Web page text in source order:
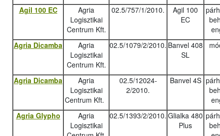
Agil 100 EC
Agria
Logisztikai
Centrum Kft.
02.5/757/1/2010.
Agil 100
EC
Agria Dicamba
Agria
Logisztikai
Centrum Kft.
02.5/1079/2/2010. Banvel 408
SL
Agria Dicamba
Agria
Logisztikai
Centrum Kft.
02.5/12024-
2/2010.
Banvel 4S
Agria Glypho
Agria
Logisztikai
02.5/1393/2/2010. Glialka 480
Plus